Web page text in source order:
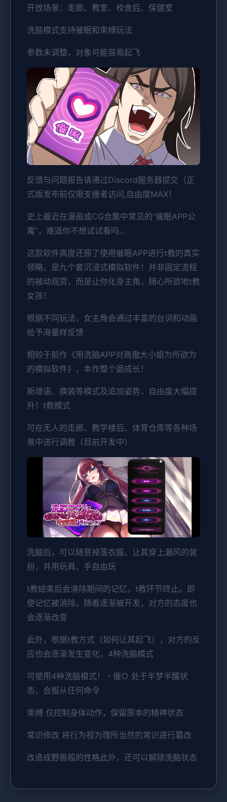
开放场景：走廊、教室、校舍后、保健室
洗脑模式支持催眠和束缚玩法
参数未调整，对象可能容易起飞
反馈与问题报告请通过Discord服务器提交（正
式版发布前仅限支援者访问,自由度MAX！
史上最近在漫画或CG合集中常见的“催眠APP公
寓”，难道你不想试试看吗…
这款软件高度还原了使用催眠APP进行t教的真实
领略，是九个套沉浸式模拟软件！并非固定流程
的被动观赏，而是让你化身主角，随心所欲地t教
女孩！
根据不同玩法，女主角会通过丰富的台词和动画
给予海量样反馈
相较于前作《用洗脑APP对高傲大小姐为所欲为
的模拟软件》，本作整个面成长！
新增语、换装等模式及追加姿势，自由度大幅提
升！t教模式
可在无人的走廊、教学楼后、体育仓库等各种场
景中进行调教（目前开发中）
洗脑后，可以随意掉落衣服、让其穿上漏风的装
扮，并用玩具、手自由玩
t教结束后会清除期间的记忆，t教环节终止。即
使记忆被消除，随着逐渐被开发，对方的态度也
会逐渐改变
此外，根据t教方式（如何让其起飞），对方的反
应也会逐渐发生变化，4种洗脑模式
可使用4种洗脑模式！・催○ 处于半梦半醒状
态，会服从任何命令
束缚 仅控制身体动作，保留原本的精神状态
常识修改 将行为视为理所当然的常识进行篡改
改造成野兽般的性格此外，还可以解除洗脑状态